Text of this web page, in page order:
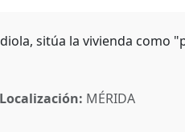
sitúa la vivienda como
Localización: MÉRIDA